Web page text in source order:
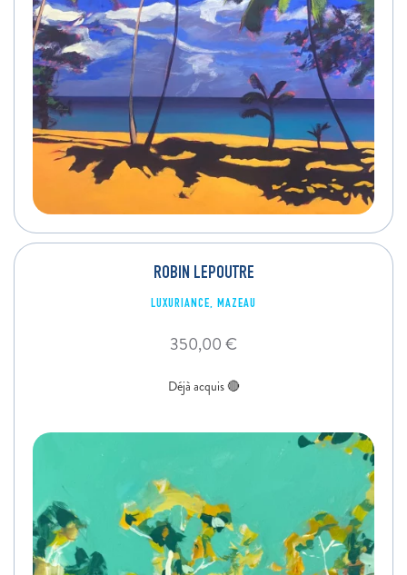
ROBIN LEPOUTRE
LUXURIANCE, MAZEAU
350,00€